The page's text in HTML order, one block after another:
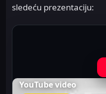
sledeću prezentaciju:
YouTube video